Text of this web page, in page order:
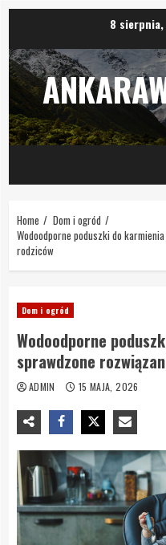
content
8
Home
Dom i ogród
Wodoodporne poduszki do
rodziców
Dom i ogród
Wodoodporne
sprawdzone
ADMIN 15 MAJA, 2026